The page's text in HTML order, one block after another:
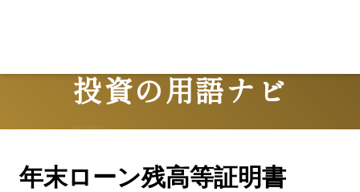
投資の用語ナビ
Terms
年末ローン残高等証明書